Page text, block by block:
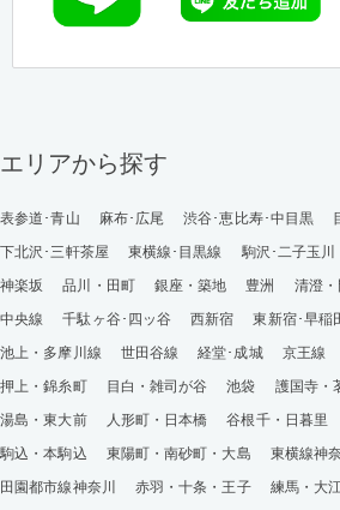
エリアから探す
表参道･青山 麻布･広尾 渋谷･恵比寿･中目黒
下北沢･三軒茶屋
東横線･目黒線 駒沢･二子玉川
神楽坂
品川・田町 銀座・築地 豊洲 清澄
中央線
千駄ヶ谷･四ッ谷 西新宿 東新宿･早稲
池上・多摩川線
世田谷線 経堂･成城 京王線
押上・錦糸町
目白・雑司が谷 池袋 護国寺・
湯島・東大前
人形町・日本橋 谷根千・日暮里
駒込・本駒込
東陽町・南砂町・大島 東横線神奈
田園都市線神奈川
赤羽・十条・王子
練馬・大